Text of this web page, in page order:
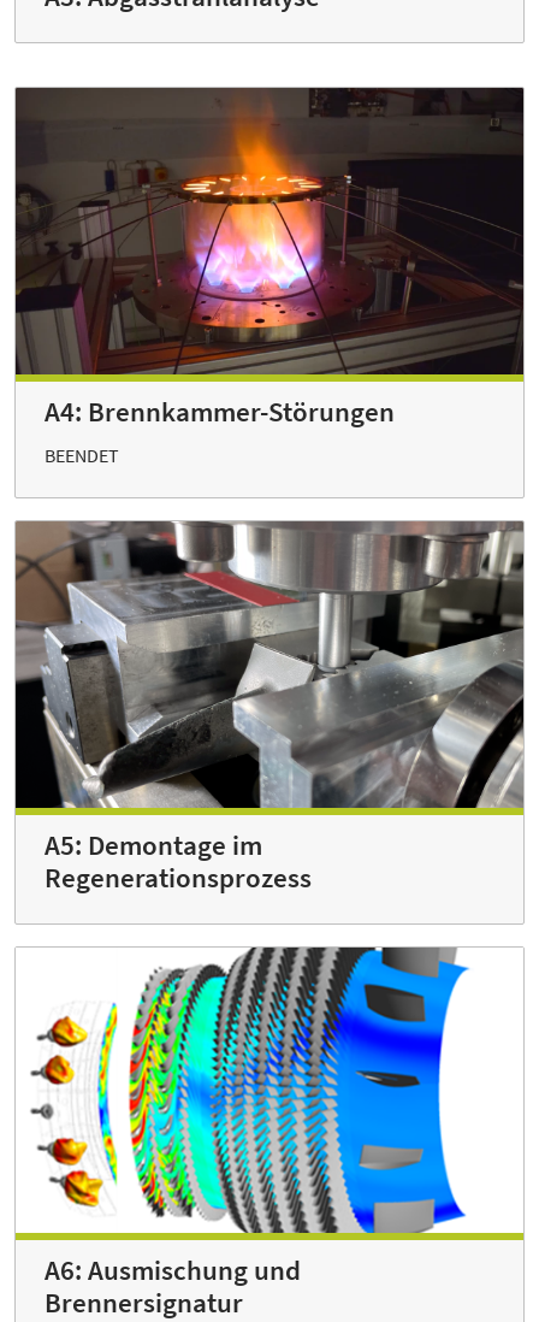
A4: Brennkammer-Störungen
BEENDET
A5: Demontage im
Regenerationsprozess
A6: Ausmischung und
Brennersignatur